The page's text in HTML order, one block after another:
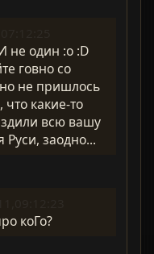
не один :o :D
говно со
не пришлось
что какие-то
всю вашу
Руси, заодно...
коГо?